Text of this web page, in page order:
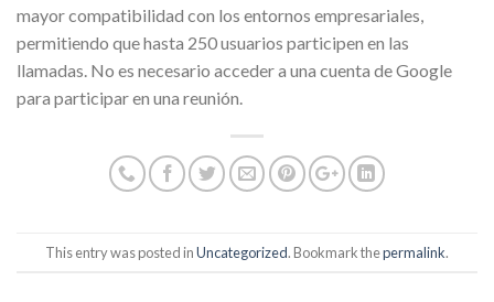
mayor compatibilidad con los entornos empresariales,
permitiendo que hasta 250 usuarios participen en las
llamadas. No es necesario acceder a una cuenta de Google
para participar en una reunión.
This entry was posted inUncategorized. Bookmark thepermalink.